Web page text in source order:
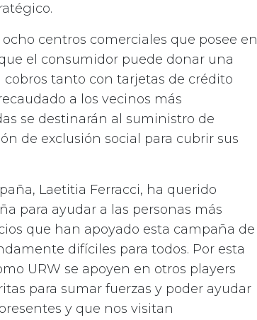
centros comerciales que posee en
el consumidor puede donar una
tanto con tarjetas de crédito
a los vecinos más
se destinarán al suministro de
de exclusión social para cubrir sus
Laetitia Ferracci, ha querido
para ayudar a las personas más
que han apoyado esta campaña de
difíciles para todos. Por esta
URW se apoyen en otros players
para sumar fuerzas y poder ayudar
y que nos visitan